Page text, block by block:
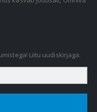
Liitu uudiskirjaga: